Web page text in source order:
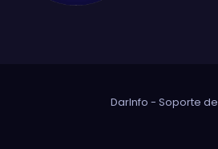
DarInfo - Soporte de